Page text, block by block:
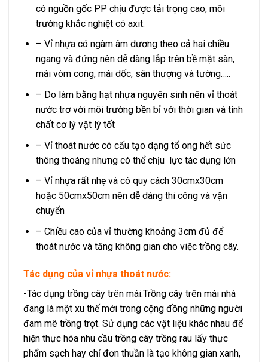
có nguồn gốc PP chịu được tải trọng cao, môi
trường khắc nghiệt có axit.
– Vỉ nhựa có ngàm âm dương theo cả hai chiều
ngang và đứng nên dễ dàng lắp trên bề mặt sàn,
mái vòm cong, mái dốc, sân thượng và tường…..
– Do làm bằng hạt nhựa nguyên sinh nên vỉ thoát
nước trơ với môi trường bền bỉ với thời gian và tính
chất cơ lý vật lý tốt
– Vỉ thoát nước có cấu tạo dạng tổ ong hết sức
thông thoáng nhưng có thể chịu lực tác dụng lớn
– Vỉ nhựa rất nhẹ và có quy cách 30cmx30cm
hoặc 50cmx50cm nên dễ dàng thi công và vận
chuyển
– Chiều cao của vỉ thường khoảng 3cm đủ để
thoát nước và tăng không gian cho việc trồng cây.
Tác dụng của vỉ nhựa thoát nước:
-Tác dụng trồng cây trên mái:Trồng cây trên mái nhà
đang là một xu thế mới trong cộng đồng những người
đam mê trồng trọt. Sử dụng các vật liệu khác nhau để
hiện thực hóa nhu cầu trồng cây trồng rau lấy thực
phẩm sạch hay chỉ đơn thuần là tạo không gian xanh,